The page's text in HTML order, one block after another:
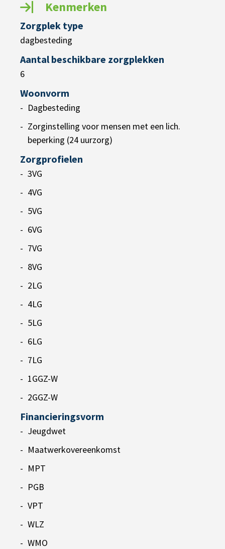
Kenmerken
Zorgplek type
dagbesteding
Aantal beschikbare zorgplekken
6
Woonvorm
Dagbesteding
Zorginstelling voor mensen met een lich.
beperking (24 uurzorg)
Zorgprofielen
3VG
4VG
5VG
6VG
7VG
8VG
2LG
4LG
5LG
6LG
7LG
1GGZ-W
2GGZ-W
Financieringsvorm
Jeugdwet
Maatwerkovereenkomst
MPT
PGB
VPT
WLZ
WMO